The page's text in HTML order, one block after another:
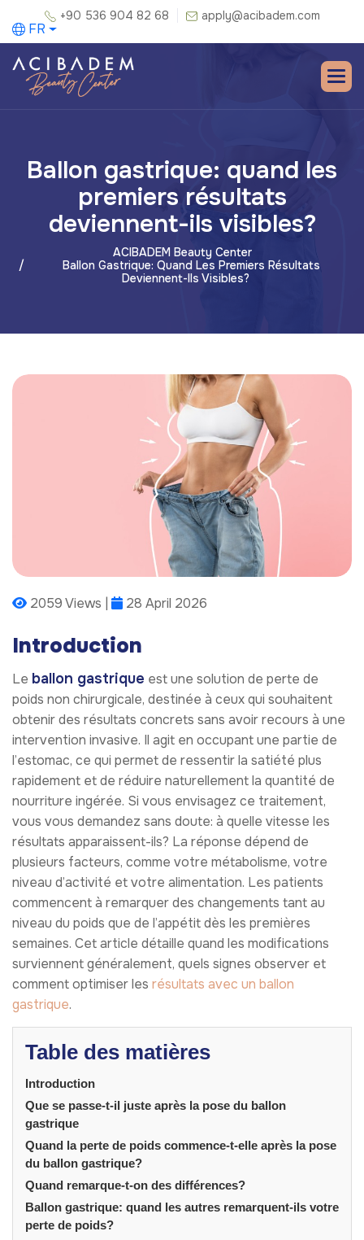
+90 536 904 82 68 apply@acibadem.com
FR
Ballon gastrique: quand les
premiers résultats
deviennent-ils visibles?
ACIBADEM Beauty Center
Ballon Gastrique: Quand Les Premiers Résultats
Deviennent-Ils Visibles?
2059 Views | 28 April 2026
Introduction
Le ballon gastrique est une solution de perte de
poids non chirurgicale, destinée à ceux qui souhaitent
obtenir des résultats concrets sans avoir recours à une
intervention invasive. Il agit en occupant une partie de
l’estomac, ce qui permet de ressentir la satiété plus
rapidement et de réduire naturellement la quantité de
nourriture ingérée. Si vous envisagez ce traitement,
vous vous demandez sans doute: à quelle vitesse les
résultats apparaissent-ils? La réponse dépend de
plusieurs facteurs, comme votre métabolisme, votre
niveau d’activité et votre alimentation. Les patients
commencent à remarquer des changements tant au
niveau du poids que de l’appétit dès les premières
semaines. Cet article détaille quand les modifications
surviennent généralement, quels signes observer et
comment optimiser les résultats avec un ballon
gastrique.
Table des matières
Introduction
Que se passe-t-il juste après la pose du ballon
gastrique
Quand la perte de poids commence-t-elle après la pose
du ballon gastrique?
Quand remarque-t-on des différences?
Ballon gastrique: quand les autres remarquent-ils votre
perte de poids?